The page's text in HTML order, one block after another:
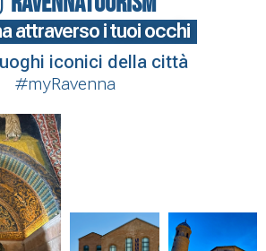
attraverso i tuoi occhi
iconici della città
#myRavenna